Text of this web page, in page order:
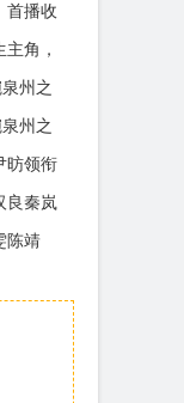
首播收
角，
州之
州之
昉领衔
良秦岚
陈靖